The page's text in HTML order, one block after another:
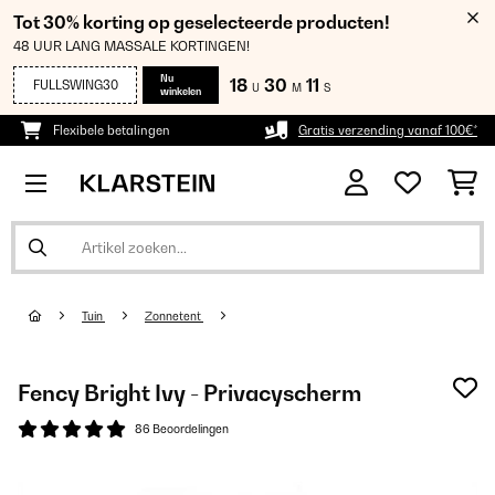
Tot 30% korting op geselecteerde producten!
48 UUR LANG MASSALE KORTINGEN!
FULLSWING30
Nu
winkelen
18 U 30 M 11 S
Flexibele betalingen Gratis verzending vanaf 100€*
Tuin Zonnetent
Fency Bright Ivy - Privacyscherm
86 Beoordelingen